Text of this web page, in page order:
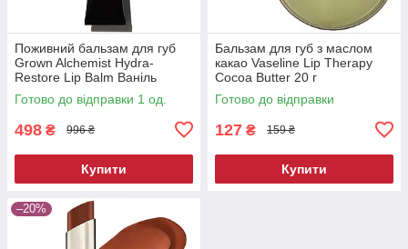
Поживний бальзам для губ
Grown Alchemist Hydra-
Restore Lip Balm Ваніль
Кавун 12 мл
Готово до відправки 1 од.
498 ₴ 996 ₴
Купити
Бальзам для губ з маслом
какао Vaseline Lip Therapy
Cocoa Butter 20 г
Готово до відправки
127 ₴ 159 ₴
Купити
–20%